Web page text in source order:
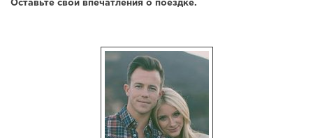
Оставьте свои впечатления о поездке.